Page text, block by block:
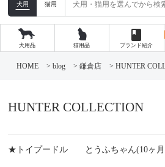
犬用 猫用
犬用品 猫用品
book
ブランド紹介
へ
ス
プ
HOME > blog > 鎌倉店 > HUNTER
HUNTER COLLECTION
★トイプードル とうふちゃん(10ヶ